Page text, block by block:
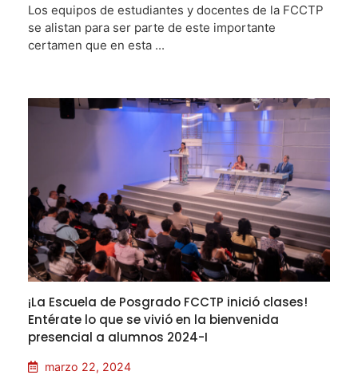
Los equipos de estudiantes y docentes de la FCCTP
se alistan para ser parte de este importante
certamen que en esta ...
¡La Escuela de Posgrado FCCTP inició clases!
Entérate lo que se vivió en la bienvenida
presencial a alumnos 2024-I
marzo 22, 2024